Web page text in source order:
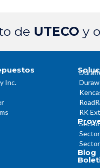
de UTECO y
Inc.
RK
Blog